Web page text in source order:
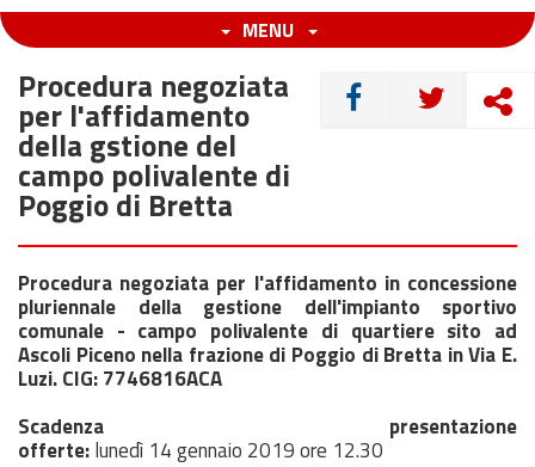
MENU
CONDIVIDI
Procedura negoziata
per l'affidamento
della gstione del
campo polivalente di
Poggio di Bretta
Procedura negoziata per l'affidamento in concessione
pluriennale della gestione dell'impianto sportivo
comunale - campo polivalente di quartiere sito ad
Ascoli Piceno nella frazione di Poggio di Bretta in Via E.
Luzi. CIG:7746816ACA
Scadenza presentazione
offerte:lunedì 14 gennaio 2019 ore 12.30